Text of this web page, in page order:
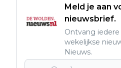
Meld je aan
nieuwsbrief.
Ontvang
wekelijkse
Nieuws.